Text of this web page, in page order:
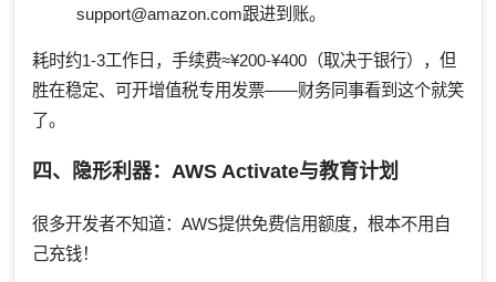
support@amazon.com跟进到账。
耗时约1-3工作日，手续费≈¥200-¥400（取决于银行），但
胜在稳定、可开增值税专用发票——财务同事看到这个就笑
了。
四、隐形利器：AWS Activate与教育计划
很多开发者不知道：AWS提供免费信用额度，根本不用自
己充钱！